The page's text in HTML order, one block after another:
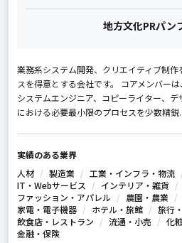
地方文化PRパン
業務系システム開発、クリエイティブ制
スを得意とする会社です。 コアメンバー
システムエンジニア、コピーライター、
における必要最小限のプロセスを少数精鋭
実績のある業界
人材
製造業 工業・インフラ・物流
IT・Webサービス
インテリア・雑貨
ファッション・アパレル
農園・農業
家電・電子機器
ホテル・旅館 旅行
飲食店・レストラン
流通・小売 化
金融・保険